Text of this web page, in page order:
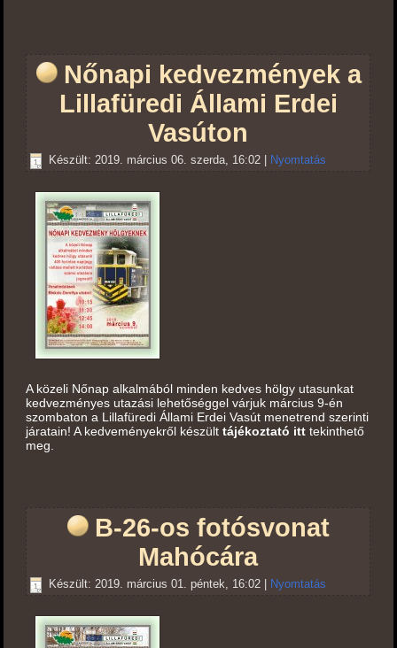
Nőnapi kedvezmények a
Lillafüredi Állami Erdei
Vasúton
Készült: 2019. március 06. szerda, 16:02 Nyomtatás
A közeli Nőnap alkalmából minden kedves hölgy utasunkat
kedvezményes utazási lehetőséggel várjuk március 9-én
szombaton a Lillafüredi Állami Erdei Vasút menetrend szerinti
járatain! A kedveményekről készülttájékoztató itt tekinthető
meg.
B-26-os fotósvonat
Mahócára
Készült: 2019. március 01. péntek, 16:02 Nyomtatás